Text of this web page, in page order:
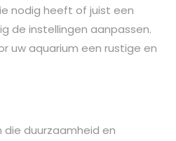
nodig heeft of juist een
de instellingen aanpassen.
uw aquarium een rustige en
duurzaamheid en